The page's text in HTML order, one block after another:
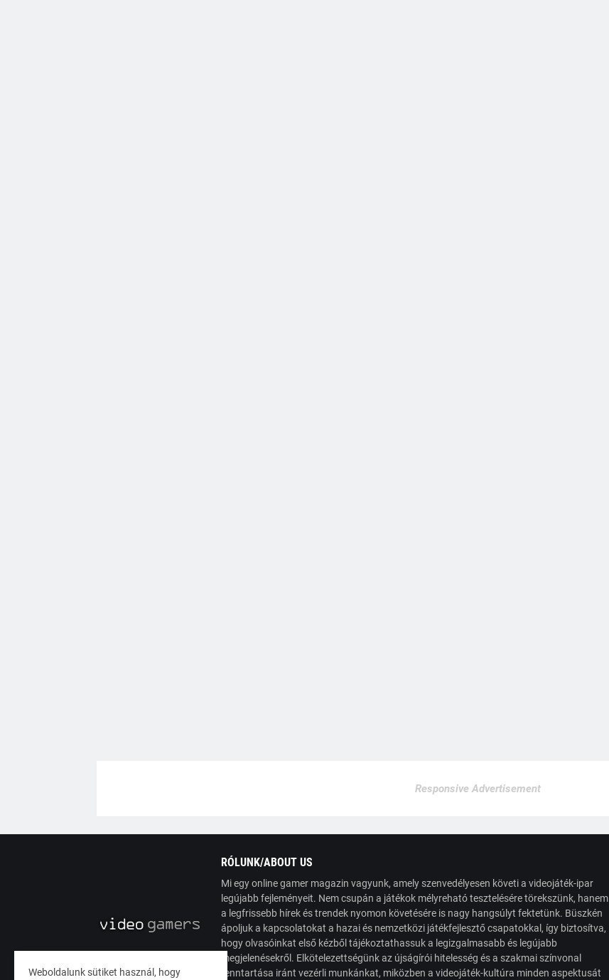
Responsive Advertisement
RÓLUNK/ABOUT US
Mi egy online gamer magazin vagyunk, amely szenvedélyesen követi a videojáték-ipar
legújabb fejleményeit. Nem csupán a játékok mélyreható tesztelésére törekszünk, hanem
a legfrissebb hírek és trendek nyomon követésére is nagy hangsúlyt fektetünk. Büszkén
ápoljuk a kapcsolatokat a hazai és nemzetközi játékfejlesztő csapatokkal, így biztosítva,
hogy olvasóinkat első kézből tájékoztathassuk a legizgalmasabb és legújabb
megjelenésekről. Elkötelezettségünk az újságírói hitelesség és a szakmai színvonal
fenntartása iránt vezérli munkánkat, miközben a videojáték-kultúra minden aspektusát
Weboldalunk sütiket használ, hogy